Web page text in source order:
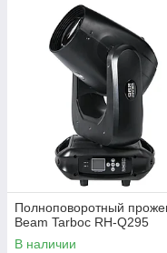
Полноповоротный
Beam Tarboc RH-Q295
В наличии